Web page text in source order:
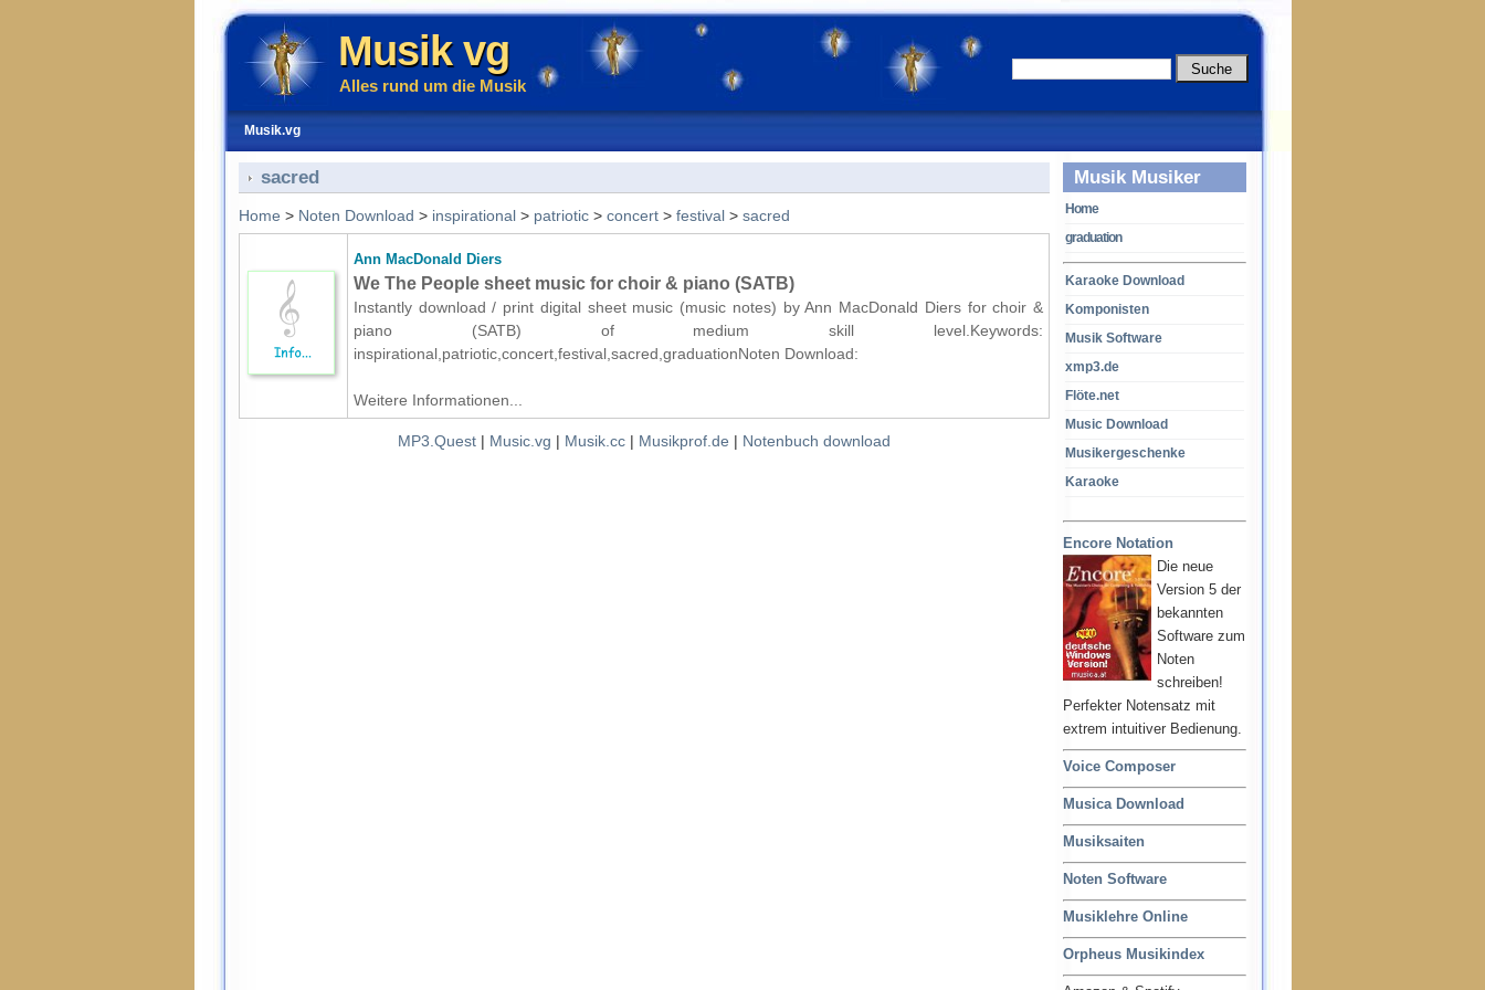
Musik vg
Alles rund um die Musik
Musik.vg
Musik Musiker
Home
graduation
Karaoke Download
Komponisten
Musik Software
xmp3.de
Flöte.net
Music Download
Musikergeschenke
Karaoke
Encore Notation
Die neue
Version 5 der
bekannten
Software zum
Noten
schreiben!
Perfekter Notensatz mit
extrem intuitiver Bedienung.
Voice Composer
Musica Download
Musiksaiten
Noten Software
Musiklehre Online
Orpheus Musikindex
sacred
Home > Noten Download > inspirational > patriotic > concert > festival > sacred
Ann MacDonald Diers
We The People sheet music for choir & piano (SATB)
Instantly download / print digital sheet music (music notes) by Ann MacDonald Diers for choir &
piano (SATB) of medium skill level.Keywords:
inspirational,patriotic,concert,festival,sacred,graduationNoten Download:
Weitere Informationen...
MP3.Quest | Music.vg | Musik.cc | Musikprof.de | Notenbuch download